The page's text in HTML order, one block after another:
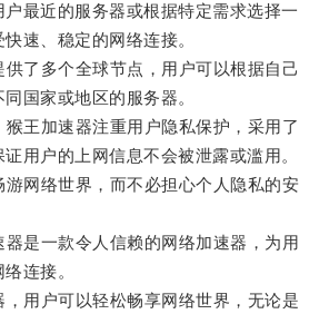
最近的服务器或根据特定需求选择一
速、稳定的网络连接。
多个全球节点，用户可以根据自己
国家或地区的服务器。
加速器注重用户隐私保护，采用了
用户的上网信息不会被泄露或滥用。
络世界，而不必担心个人隐私的安
一款令人信赖的网络加速器，为用
连接。
户可以轻松畅享网络世界，无论是